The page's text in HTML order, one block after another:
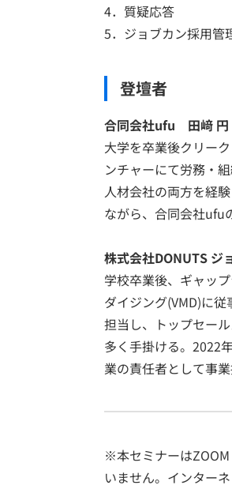
4．質疑応答
5．ジョブカン採用管
登壇者
合同会社ufu 田﨑 円
大学を卒業後クリー
ンチャーにて労務・
人材会社の両方を経
ながら、合同会社ufu
株式会社DONUTS
学校卒業後、ギャッ
ダイジング(VMD)に
担当し、トップセー
多く手掛ける。2022
業の責任者として事
※本セミナーは
いません。インター